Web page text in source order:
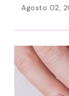
Agosto 02,